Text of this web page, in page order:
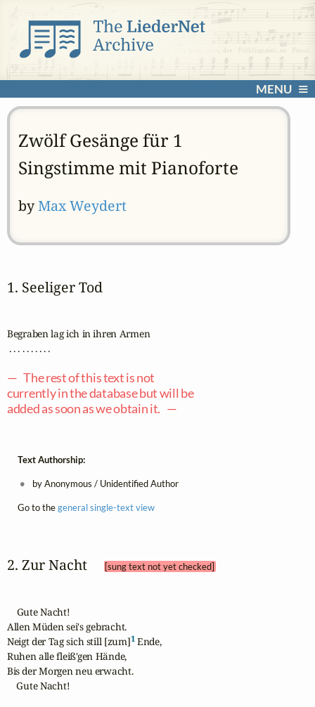
MENU
Zwölf Gesänge für 1
Singstimme mit Pianoforte
byMax Weydert
1. Seeliger Tod
Begraben lag ich in ihren Armen
. . . . . . . . . .
— The rest of this text is not
currently in the database but will be
added as soon as we obtain it. —
Text Authorship:
by Anonymous / Unidentified Author
Go to thegeneral single-text view
2. Zur Nacht [sung text not yet checked]
    Gute Nacht!
Allen Müden sei's gebracht.
Neigt der Tag sich still [zum]1 Ende,
Ruhen alle fleiß'gen Hände,
Bis der Morgen neu erwacht.
    Gute Nacht!